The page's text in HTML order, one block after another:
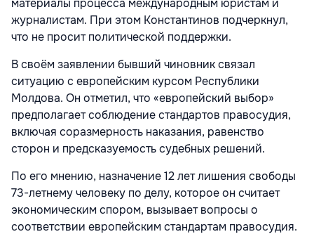
журналистам. При этом Константинов подчеркнул,
что не просит политической поддержки.
В своём заявлении бывший чиновник связал
ситуацию с европейским курсом Республики
Молдова. Он отметил, что «европейский выбор»
предполагает соблюдение стандартов правосудия,
включая соразмерность наказания, равенство
сторон и предсказуемость судебных решений.
По его мнению, назначение 12 лет лишения свободы
73-летнему человеку по делу, которое он считает
экономическим спором, вызывает вопросы о
соответствии европейским стандартам правосудия.